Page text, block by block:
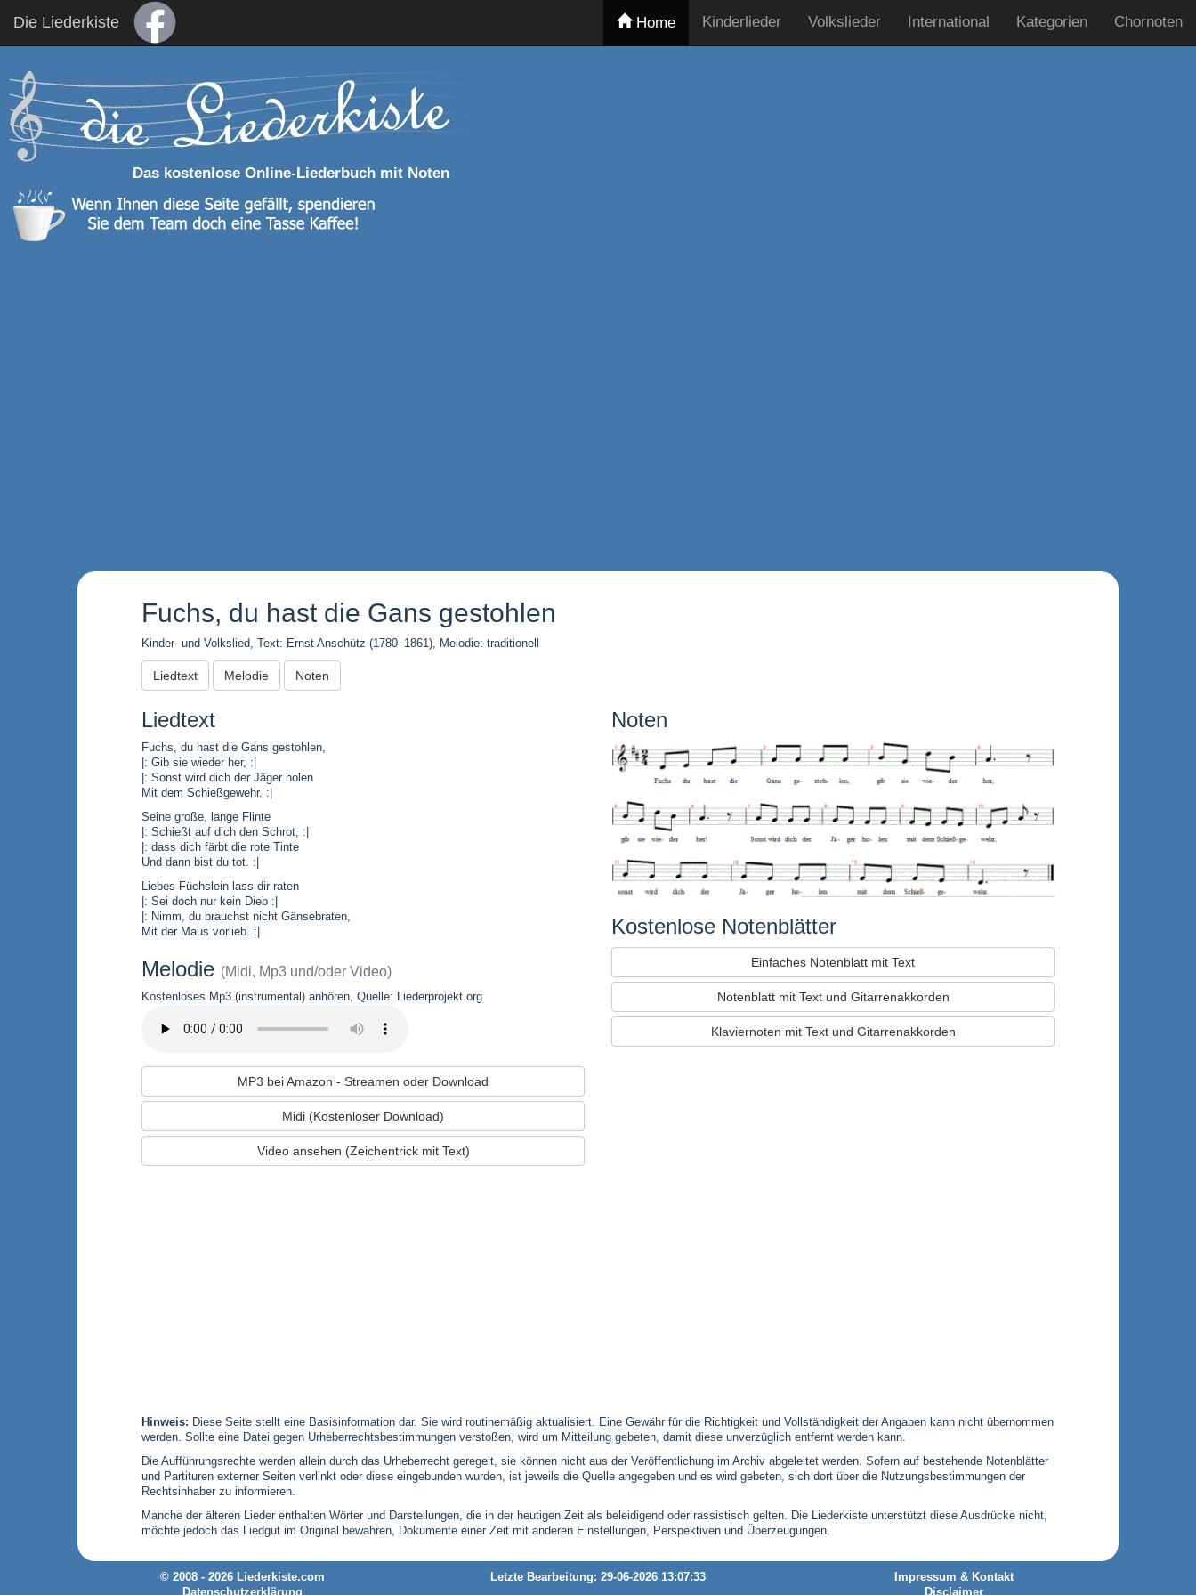
Die Liederkiste Home Kinderlieder Volkslieder International Kategorien Chornoten
Das kostenlose Online-Liederbuch mit Noten
Fuchs, du hast die Gans gestohlen
Kinder- und Volkslied, Text: Ernst Anschütz (1780–1861), Melodie: traditionell
Liedtext Melodie Noten
Liedtext
Fuchs, du hast die Gans gestohlen,
|: Gib sie wieder her, :|
|: Sonst wird dich der Jäger holen
Mit dem Schießgewehr. :|
Seine große, lange Flinte
|: Schießt auf dich den Schrot, :|
|: dass dich färbt die rote Tinte
Und dann bist du tot. :|
Liebes Füchslein lass dir raten
|: Sei doch nur kein Dieb :|
|: Nimm, du brauchst nicht Gänsebraten,
Mit der Maus vorlieb. :|
Melodie (Midi, Mp3 und/oder Video)
Kostenloses Mp3 (instrumental) anhören, Quelle: Liederprojekt.org
MP3 bei Amazon - Streamen oder Download
Midi (Kostenloser Download)
Video ansehen (Zeichentrick mit Text)
Noten
Kostenlose Notenblätter
Einfaches Notenblatt mit Text
Notenblatt mit Text und Gitarrenakkorden
Klaviernoten mit Text und Gitarrenakkorden
Hinweis: Diese Seite stellt eine Basisinformation dar. Sie wird routinemäßig aktualisiert. Eine Gewähr für die Richtigkeit und Vollständigkeit der Angaben kann nicht übernommen
werden. Sollte eine Datei gegen Urheberrechtsbestimmungen verstoßen, wird um Mitteilung gebeten, damit diese unverzüglich entfernt werden kann.
Die Aufführungsrechte werden allein durch das Urheberrecht geregelt, sie können nicht aus der Veröffentlichung im Archiv abgeleitet werden. Sofern auf bestehende Notenblätter
und Partituren externer Seiten verlinkt oder diese eingebunden wurden, ist jeweils die Quelle angegeben und es wird gebeten, sich dort über die Nutzungsbestimmungen der
Rechtsinhaber zu informieren.
Manche der älteren Lieder enthalten Wörter und Darstellungen, die in der heutigen Zeit als beleidigend oder rassistisch gelten. Die Liederkiste unterstützt diese Ausdrücke nicht,
möchte jedoch das Liedgut im Original bewahren, Dokumente einer Zeit mit anderen Einstellungen, Perspektiven und Überzeugungen.
© 2008 - 2026 Liederkiste.com Letzte Bearbeitung: 29-06-2026 13:07:33
Impressum & Kontakt
Datenschutzerklärung
Disclaimer